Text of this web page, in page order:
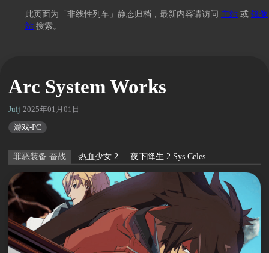
此页面为「非线性列车」静态归档，最新内容请访问 主站 或 镜像
站 搜索。
Arc System Works
Juij 2025年01月01日 19:03
游戏-PC
罪恶装备 奋战 热血少女 2 夜下降生 2 Sys Celes